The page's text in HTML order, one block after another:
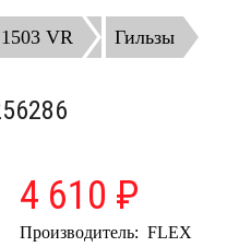
VR Гильзы
4 610 ₽
Производитель: FLEX